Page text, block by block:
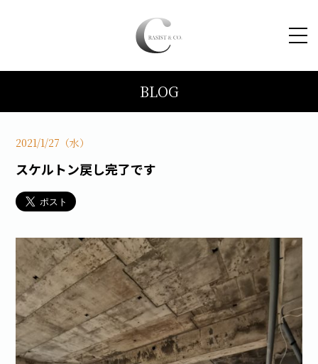
コンセプト
ブログ
会社案内
お問い合わせ·資料請求
BLOG
2021/1/27（水）
スケルトン戻し完了です